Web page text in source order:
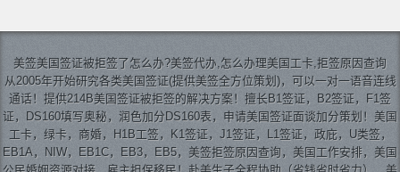
美签美国签证被拒签了怎么办?美签代办,怎么办理美国工卡,拒签原因查询
从2005年开始研究各类美国签证(提供美签全方位策划)，可以一对一语音连线
通话！提供214B美国签证被拒签的解决方案！擅长B1签证，B2签证，F1签
证，DS160填写奥秘，润色加分DS160表，申请美国签证面谈加分策划！美国
工卡，绿卡，商婚，H1B工签，K1签证，J1签证，L1签证，政庇，U类签，
EB1A，NIW，EB1C，EB3，EB5，美签拒签原因查询，美国工作安排，美国